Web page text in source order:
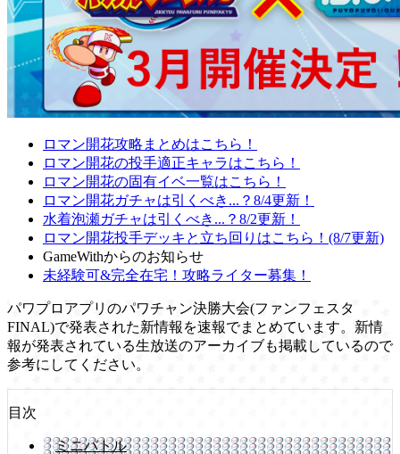
ロマン開花攻略まとめはこちら！
ロマン開花の投手適正キャラはこちら！
ロマン開花の固有イベ一覧はこちら！
ロマン開花ガチャは引くべき...？8/4更新！
水着泡瀬ガチャは引くべき...？8/2更新！
ロマン開花投手デッキと立ち回りはこちら！(8/7更新)
GameWithからのお知らせ
未経験可&完全在宅！攻略ライター募集！
パワプロアプリのパワチャン決勝大会(ファンフェスタ
FINAL)で発表された新情報を速報でまとめています。新情
報が発表されている生放送のアーカイブも掲載しているので
参考にしてください。
目次
ミニバトル